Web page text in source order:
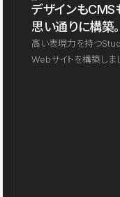
デザインもCMS
思い通りに構築。
高い表現力を持つ
Webサイトを構築しまし